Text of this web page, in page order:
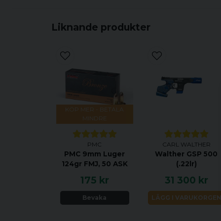
Liknande produkter
KÖP MER - BETALA
MINDRE
PMC
PMC 9mm Luger
124gr FMJ, 50 ASK
175 kr
Bevaka
CARL WALTHER
Walther GSP 500
(.22lr)
31 300 kr
LÄGG I VARUKORGEN